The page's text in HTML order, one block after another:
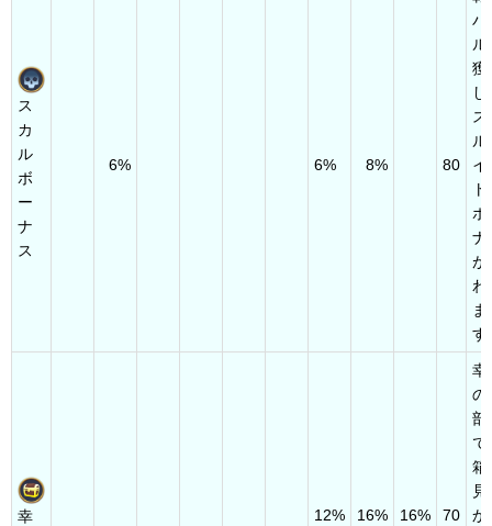
ス
カ
ル
ボ
ー
ナ
ス
6% 6% 8% 80
バ
ル
獲
ス
ル
イ
ボ
ナ
が
わ
ま
す
幸
12% 16% 16% 70
幸
の
部
で
箱
か